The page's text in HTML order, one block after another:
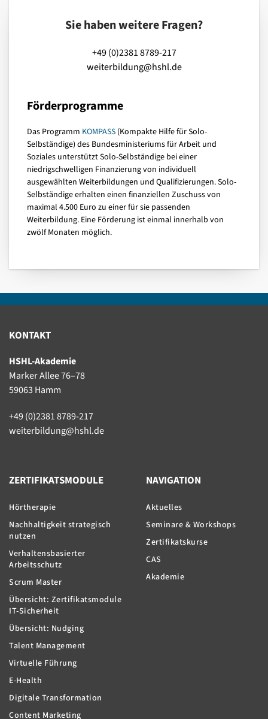
Sie haben weitere Fragen?
+49 (0)2381 8789-217
weiterbildung@hshl.de
Förderprogramme
Das Programm KOMPASS (Kompakte Hilfe für Solo-
Selbständige) des Bundesministeriums für Arbeit und
Soziales unterstützt Solo-Selbständige bei einer
niedrigschwelligen Finanzierung von individuell
ausgewählten Weiterbildungen und Qualifizierungen. Solo-
Selbständige erhalten einen finanziellen Zuschuss von
maximal 4.500 Euro zu einer für sie passenden
Weiterbildung. Eine Förderung ist einmal innerhalb von
zwölf Monaten möglich.
KONTAKT
HSHL-Akademie
Marker Allee 76–78
59063 Hamm
+49 (0)2381 8789-217
weiterbildung@hshl.de
ZERTIFIKATSMODULE
Hörtherapie
Nachhaltigkeit strategisch
nutzen
Verhaltensbasierter
Arbeitsschutz
Scrum Master
Übersicht: Zertifikatsmodule
IT-Sicherheit
Übersicht: Nudging
Talent Management
Virtuelle Führung
E-Health
Digitale Transformation
Content Marketing
NAVIGATION
Aktuelles
Seminare & Workshops
Zertifikatskurse
CAS
Akademie